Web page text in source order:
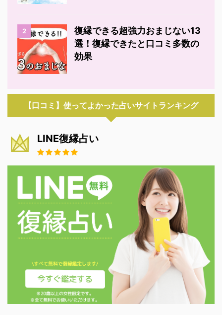
2
復縁できる超強力おまじない13
選！復縁できたと口コミ多数の
効果
【口コミ】使ってよかった占いサイトランキング
LINE復縁占い